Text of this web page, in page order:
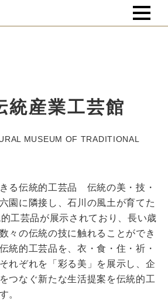
統産業工芸館
MUSEUM OF TRADITIONAL
きる伝統的工芸品 伝統の美・技・
園に隣接し、石川の風土が育てた
工芸品が展示されており、長い歳
々の伝統の技に触れることができ
統的工芸品を、衣・食・住・祈・
れぞれを「彩る美」を展示し、企
つなぐ新たな生活提案を伝統的工
。